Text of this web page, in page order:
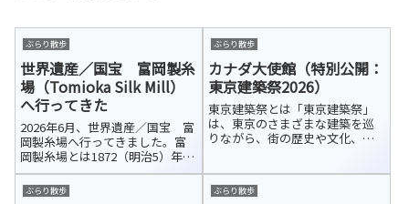
ぶらり散歩
世界遺産／国宝 富岡製糸
場（Tomioka Silk Mill）
へ行ってきた
2026年6月、世界遺産／国宝 富
岡製糸場へ行ってきました。富
岡製糸場とは1872（明治5）年に
操業を開始した富岡製糸場は、
日本初の本格的な官営器械製糸
工場です。近代的な製糸技術の
ぶらり散歩
カナダ大使館（特別公開：
東京建築祭2026）
東京建築祭とは「東京建築祭」
は、東京のさまざまな建築を巡
りながら、街の歴史や文化、
トし、年々エリアを拡大。2026
年は渋谷エリアも加わり、過去
ぶらり散歩 ぶらり散歩